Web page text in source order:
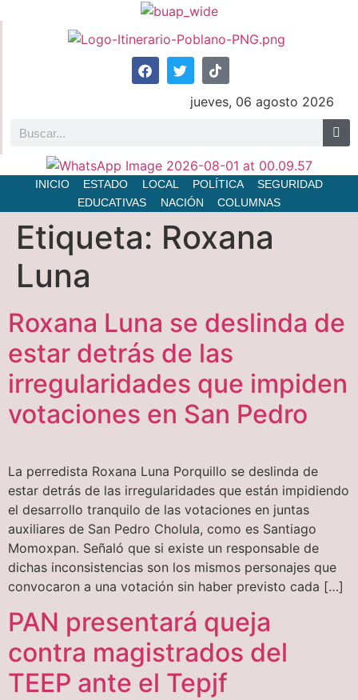
jueves, 06 agosto 2026
INICIO ESTADO LOCAL POLÍTICA
SEGURIDAD
EDUCATIVAS
NACIÓN COLUMNAS
Etiqueta: Roxana
Luna
Roxana Luna se deslinda de
estar detrás de las
irregularidades que impiden
votaciones en San Pedro
La perredista Roxana Luna Porquillo se deslinda de
estar detrás de las irregularidades que están impidiendo
el desarrollo tranquilo de las votaciones en juntas
auxiliares de San Pedro Cholula, como es Santiago
Momoxpan. Señaló que si existe un responsable de
dichas inconsistencias son los mismos personajes que
convocaron a una votación sin haber previsto cada […]
PAN presentará queja
contra magistrados del
TEEP ante el Tepjf